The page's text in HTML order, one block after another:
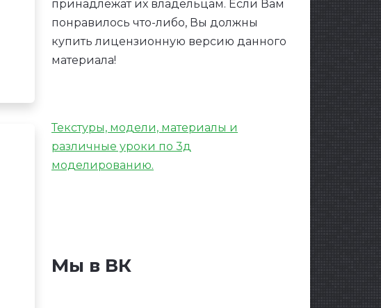
принадлежат их владельцам. Если Вам
понравилось что-либо, Вы должны
купить лицензионную версию данного
материала!
Текстуры, модели, материалы и
различные уроки по 3д
моделированию.
Мы в ВК